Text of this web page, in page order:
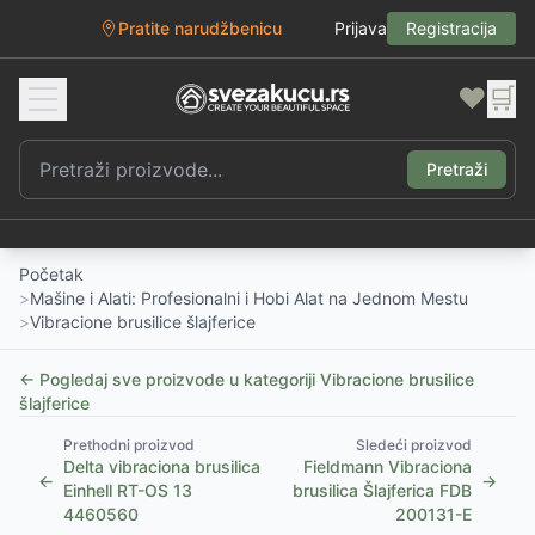
Pratite narudžbenicu Prijava Registracija
❤️ 🛒
Pretraži
Početak
>Mašine i Alati: Profesionalni i Hobi Alat na Jednom Mestu
>Vibracione brusilice šlajferice
← Pogledaj sve proizvode u kategoriji Vibracione brusilice
šlajferice
←
Prethodni proizvod
Delta vibraciona brusilica
Einhell RT-OS 13
4460560
Sledeći proizvod
Fieldmann Vibraciona
brusilica Šlajferica FDB
200131-E
→